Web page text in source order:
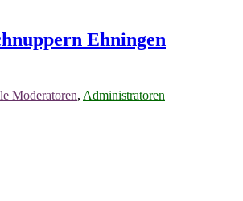
Ehningen
Moderatoren, Administratoren